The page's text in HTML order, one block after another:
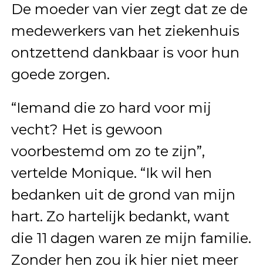
De moeder van vier zegt dat ze de
medewerkers van het ziekenhuis
ontzettend dankbaar is voor hun
goede zorgen.
“Iemand die zo hard voor mij
vecht? Het is gewoon
voorbestemd om zo te zijn”,
vertelde Monique. “Ik wil hen
bedanken uit de grond van mijn
hart. Zo hartelijk bedankt, want
die 11 dagen waren ze mijn familie.
Zonder hen zou ik hier niet meer